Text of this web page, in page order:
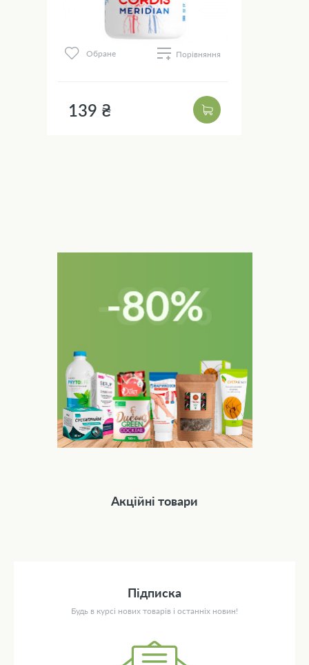
Обране Порівняння
139 ₴
Акційні товари
Підписка
Будь в курсі нових товарів і останніх новин!